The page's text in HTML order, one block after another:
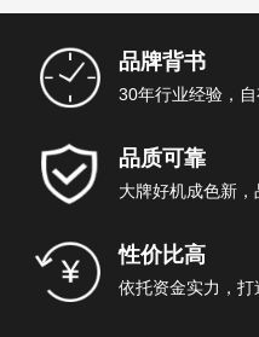
品牌背书
30年行业经验，
品质可靠
大牌好机成色新
性价比高
依托资金实力，打